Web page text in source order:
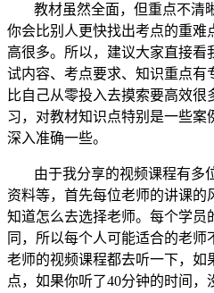
教材虽然全面，但重点不清
你会比别人更快找出考点的重难
高很多。所以，建议大家直接看
试内容、考点要求、知识重点有
比自己从零投入去摸索要高效
习，对教材知识点特别是一些案
深入准确一些。
由于我分享的视频课程有多
资料等，首先每位老师的讲课
知道怎么去选择老师。每个学员
同，所以每个人可能适合的老
老师的视频课程都去听一下，如
点，如果你听了40分钟的时间